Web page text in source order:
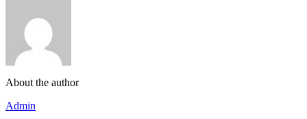
About the author
Admin